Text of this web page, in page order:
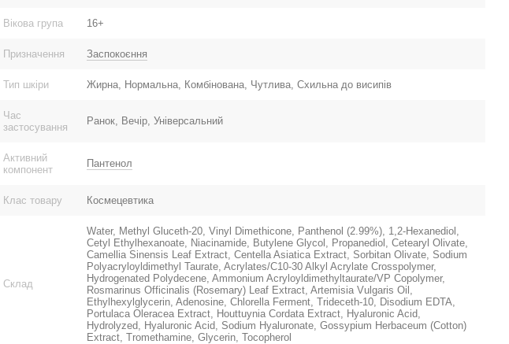
Вікова група 16+
Призначення Заспокоєння
Тип шкіри Жирна, Нормальна, Комбінована, Чутлива, Схильна до висипів
Час
застосування
Ранок, Вечір, Універсальний
Активний
компонент
Пантенол
Клас товару Космецевтика
Склад
Water, Methyl Gluceth-20, Vinyl Dimethicone, Panthenol (2.99%), 1,2-Hexanediol,
Cetyl Ethylhexanoate, Niacinamide, Butylene Glycol, Propanediol, Cetearyl Olivate,
Camellia Sinensis Leaf Extract, Centella Asiatica Extract, Sorbitan Olivate, Sodium
Polyacryloyldimethyl Taurate, Acrylates/C10-30 Alkyl Acrylate Crosspolymer,
Hydrogenated Polydecene, Ammonium Acryloyldimethyltaurate/VP Copolymer,
Rosmarinus Officinalis (Rosemary) Leaf Extract, Artemisia Vulgaris Oil,
Ethylhexylglycerin, Adenosine, Chlorella Ferment, Trideceth-10, Disodium EDTA,
Portulaca Oleracea Extract, Houttuynia Cordata Extract, Hyaluronic Acid,
Hydrolyzed, Hyaluronic Acid, Sodium Hyaluronate, Gossypium Herbaceum (Cotton)
Extract, Tromethamine, Glycerin, Tocopherol